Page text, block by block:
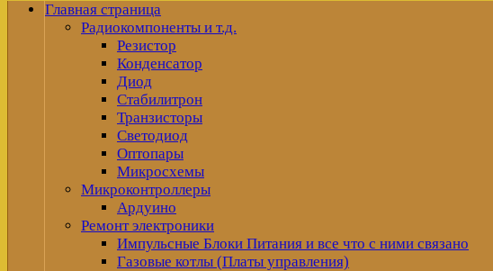
Главная страница
Радиокомпоненты и т.д.
Резистор
Конденсатор
Диод
Стабилитрон
Транзисторы
Светодиод
Оптопары
Микросхемы
Микроконтроллеры
Ардуино
Ремонт электроники
Импульсные Блоки Питания и все что с ними связано
Газовые котлы (Платы управления)